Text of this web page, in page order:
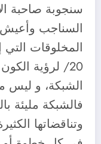
سنجوبة صاحبة
السناجب
المخلوقات
20/ لرؤية
الشبكة، و
فالشبكة مليئة
وتناقضاتها